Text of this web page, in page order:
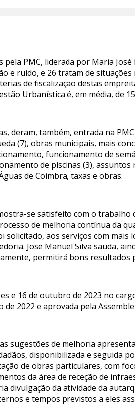
pela PMC, liderada por Maria
e ruído, e 26 tratam de
de fiscalização destas
Urbanística é, em média, de
deram, também, entrada na
(7), obras municipais, mais
funcionamento de
de piscinas (3),
de Coimbra, taxas e obras.
se satisfeito com o
de melhoria contínua da
solicitado, aos serviços com
José Manuel Silva saúda,
permitirá bons resultados
e 16 de outubro de 2023 no
de 2022 e aprovada pela
sugestões de melhoria
disponibilizada e seguida
de obras particulares, com
da área de receção de
divulgação da atividade da
e tempos previstos a eles